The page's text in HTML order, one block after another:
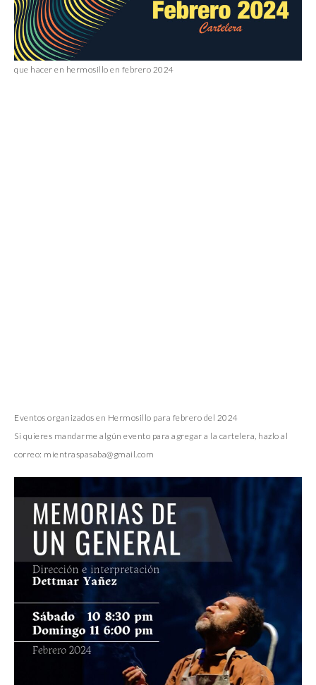
que hacer en hermosillo en febrero 2024
Eventos organizados en Hermosillo para febrero del 2024
Si quieres mandarme algún evento para agregar a la cartelera, hazlo al
correo: mientraspasaba@gmail.com